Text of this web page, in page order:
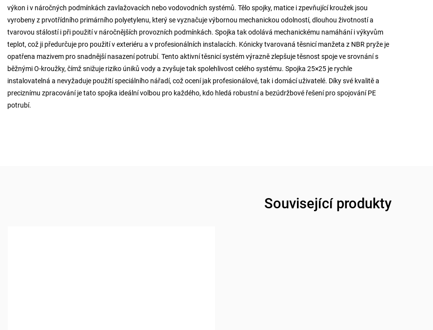
výkon i v náročných podmínkách zavlažovacích nebo vodovodních systémů. Tělo spojky, matice i zpevňující kroužek jsou
vyrobeny z prvotřídního primárního polyetylenu, který se vyznačuje výbornou mechanickou odolností, dlouhou životností a
tvarovou stálostí i při použití v náročnějších provozních podmínkách. Spojka tak odolává mechanickému namáhání i výkyvům
teplot, což ji předurčuje pro použití v exteriéru a v profesionálních instalacích. Kónicky tvarovaná těsnicí manžeta z NBR pryže je
opatřena mazivem pro snadnější nasazení potrubí. Tento aktivní těsnicí systém výrazně zlepšuje těsnost spoje ve srovnání s
běžnými O-kroužky, čímž snižuje riziko úniků vody a zvyšuje tak spolehlivost celého systému. Spojka 25×25 je rychle
instalovatelná a nevyžaduje použití speciálního nářadí, což ocení jak profesionálové, tak i domácí uživatelé. Díky své kvalitě a
preciznímu zpracování je tato spojka ideální volbou pro každého, kdo hledá robustní a bezúdržbové řešení pro spojování PE
potrubí.
Související produkty